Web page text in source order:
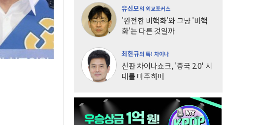
유신모의 외교포커스
'완전한 비핵화'와 그냥 '비핵
화'는 다른 것일까
최헌규의 톡! 차이나
신판 차이나쇼크, '중국 2.0' 시
대를 마주하며